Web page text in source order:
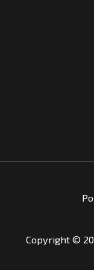
Copyright ©